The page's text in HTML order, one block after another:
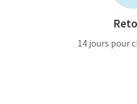
14 jours pour